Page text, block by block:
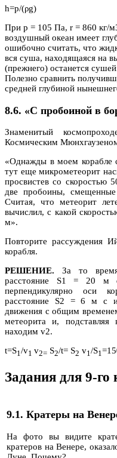
h=p/(ρg)
При p = 105 Па, r = 860 кг/
воздушный океан имеет
ошибочно считать, что
вся суша, находящаяся на
(прежнего) останется
Полезно сравнить
средней глубиной
8.6. «С пробоиной в
Знаменитый
Космическим
«Однажды в моем корабле
тут еще микрометеорит
просвистев со скоростью
две пробоины,
Считая, что метеорит
вычислил, с какой
м».
Повторите рассуждения
корабля.
РЕШЕНИЕ. За то
расстояние S1 = 20
перпендикулярно оси
расстояние S2 = 6 м с
движения с общим
метеорита и,
находим v2.
t=S1/v1 v2= S2/t= S2 v1/S1
Задания для 9-го
9.1. Кратеры на
На фото вы видите
кратеров на Венере,